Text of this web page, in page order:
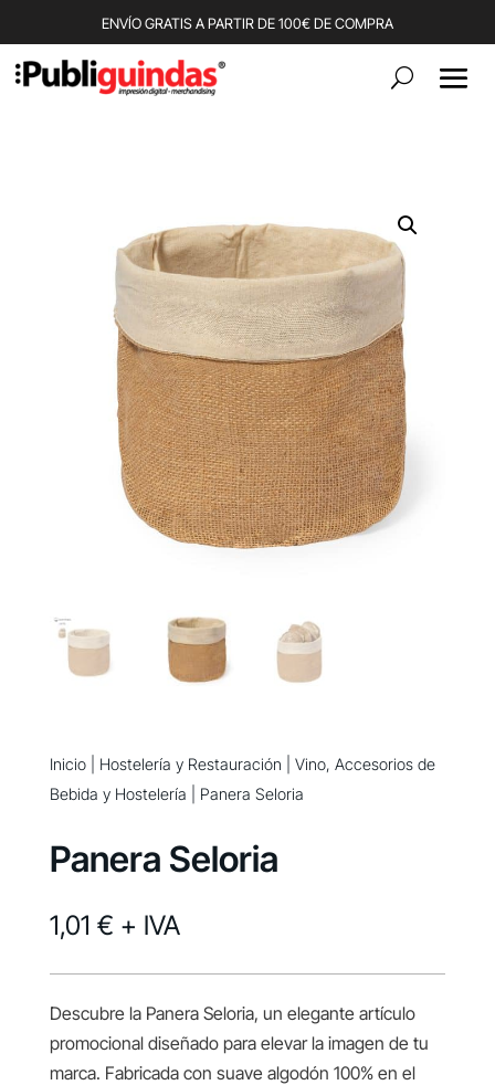
ENVÍO GRATIS A PARTIR DE 100€ DE COMPRA
Inicio| Hostelería y Restauración
Vino, Accesorios de
Bebida y Hostelería | Panera Seloria
Panera Seloria
1,01 € + IVA
Descubre la Panera Seloria, un elegante artículo
promocional diseñado para elevar la imagen de tu
marca. Fabricada con suave algodón 100% en el